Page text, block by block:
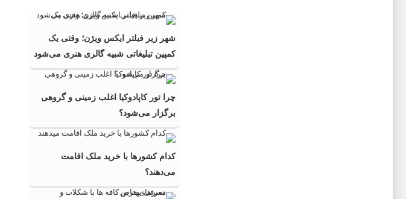
شهر زیر فیلتر ایکس ویژن؛ وقتی یک
کمپین تبلیغاتی شبیه گالری هنری می‌شود
چرا تور کاپادوکیا اغلب زمینی و گروهی
برگزار می‌شود؟
کدام کشورها با خرید ملک اقامت
می‌دهند؟